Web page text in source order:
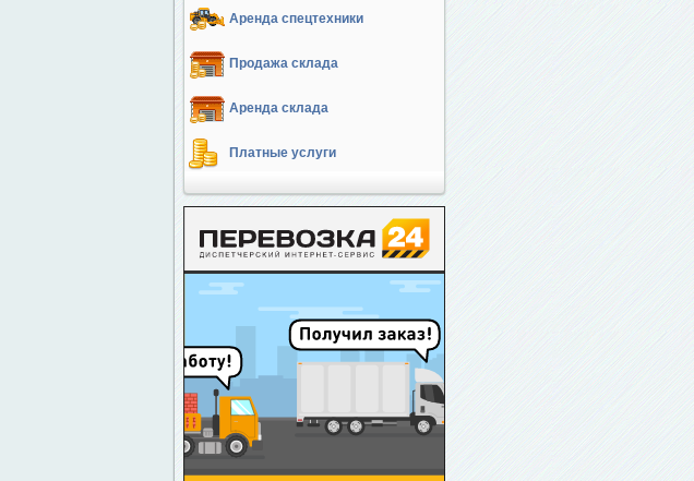
Аренда спецтехники
Продажа склада
Аренда склада
Платные услуги